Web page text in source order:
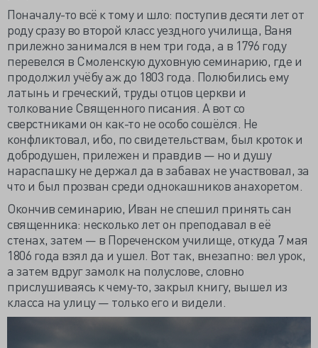
Поначалу-то всё к тому и шло: поступив десяти лет от
роду сразу во второй класс уездного училища, Ваня
прилежно занимался в нем три года, а в 1796 году
перевелся в Смоленскую духовную семинарию, где и
продолжил учёбу аж до 1803 года. Полюбились ему
латынь и греческий, труды отцов церкви и
толкование Священного писания. А вот со
сверстниками он как-то не особо сошёлся. Не
конфликтовал, ибо, по свидетельствам, был кроток и
добродушен, прилежен и правдив — но и душу
нараспашку не держал да в забавах не участвовал, за
что и был прозван среди однокашников анахоретом.
Окончив семинарию, Иван не спешил принять сан
священника: несколько лет он преподавал в её
стенах, затем — в Пореченском училище, откуда 7 мая
1806 года взял да и ушел. Вот так, внезапно: вел урок,
а затем вдруг замолк на полуслове, словно
прислушиваясь к чему-то, закрыл книгу, вышел из
класса на улицу — только его и видели.